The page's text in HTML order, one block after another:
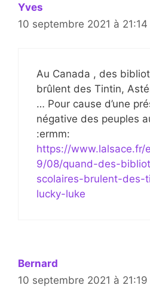
Yves
10 septembre 2021 à 21:14
Au Canada , des
brûlent des Tintin,
… Pour cause d’une
négative des peuples
:ermm:
https://www.lalsace.fr/
9/08/quand-des-
scolaires-brulent-
lucky-luke
Bernard
10 septembre 2021 à 21:19